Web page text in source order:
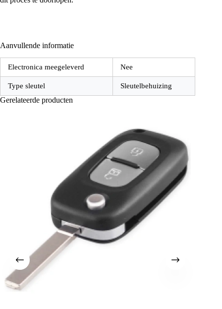
Aanvullende informatie
Electronica meegeleverd Nee
Type sleutel Sleutelbehuizing
Gerelateerde producten